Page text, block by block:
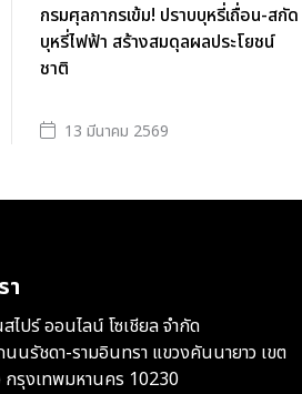
กรมศุลกากรเข้ม! ปราบบุหรี่เถื่อน-สกัด
บุหรี่ไฟฟ้า สร้างสมดุลผลประโยชน์
ชาติ
13 มีนาคม 2569
า
ไปร์ ออนไลน์ โซเชียล จำกัด
นรัชดา-รามอินทรา แขวงคันนายาว เขต
กรุงเทพมหานคร 10230